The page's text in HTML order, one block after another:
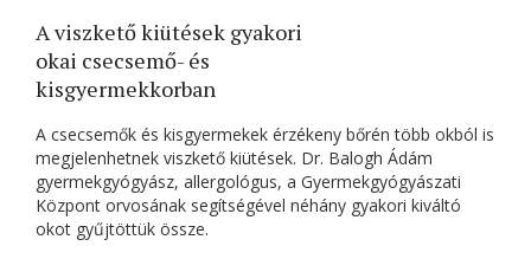
A viszkető kiütések gyakori
okai csecsemő- és
kisgyermekkorban
A csecsemők és kisgyermekek érzékeny bőrén több okból is
megjelenhetnek viszkető kiütések. Dr. Balogh Ádám
gyermekgyógyász, allergológus, a Gyermekgyógyászati
Központ orvosának segítségével néhány gyakori kiváltó
okot gyűjtöttük össze.